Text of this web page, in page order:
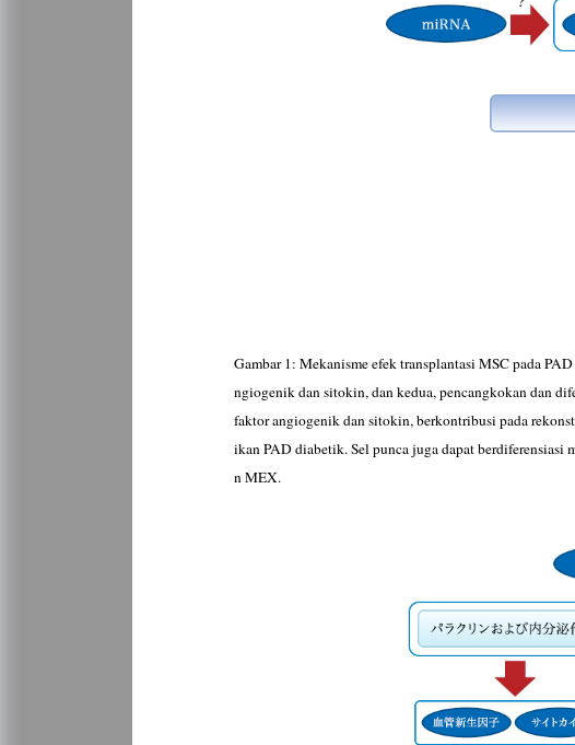
Gambar 1: Mekanisme efek transplantasi MSC pada
ngiogenik dan sitokin, dan kedua, pencangkokan dan
faktor angiogenik dan sitokin, berkontribusi pada
ikan PAD diabetik. Sel punca juga dapat
n MEX.